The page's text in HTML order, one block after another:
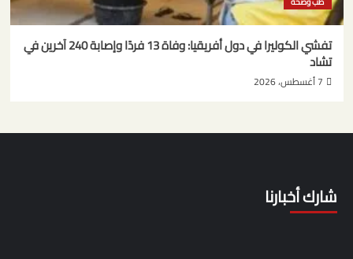
تفشي الكوليرا في دول أفريقيا: وفاة 13 فردًا وإصابة 240 آخرين في
تشاد
7 أغسطس، 2026
شارك أخبارنا